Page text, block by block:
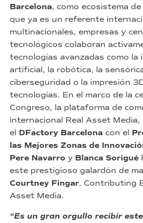
Barcelona, como ecosistema
que ya es un referente
multinacionales, empresas y
tecnológicos colaboran
tecnologías avanzadas como la
artificial, la robótica, la
ciberseguridad o la impresión
tecnologías. En el marco de la
Congreso, la plataforma de
internacional Real Asset Media,
el DFactory Barcelona con el
las Mejores Zonas de
Pere Navarro y Blanca Sorigué
este prestigioso galardón de
Courtney Fingar, Contributing
Asset Media.
“Es un gran orgullo recibir este